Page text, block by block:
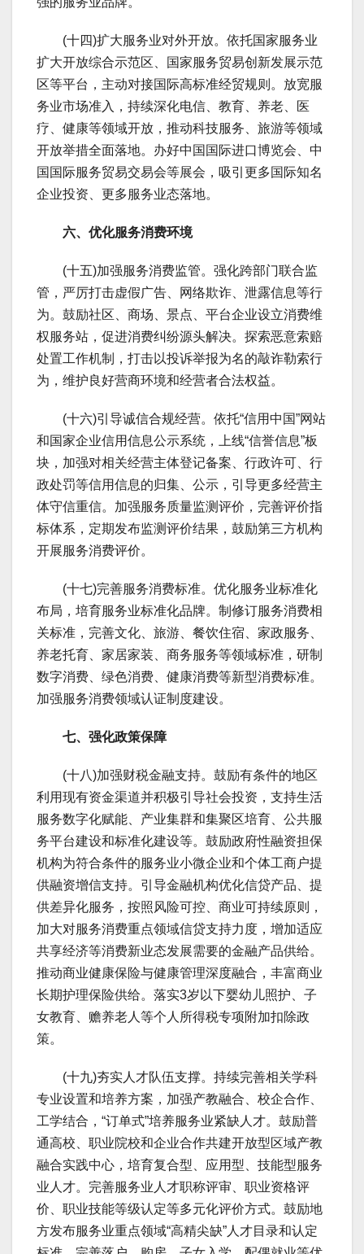
(十四)扩大服务业对外开放。依托国家服务业
扩大开放综合示范区、国家服务贸易创新发展示范
区等平台，主动对接国际高标准经贸规则。放宽服
务业市场准入，持续深化电信、教育、养老、医
疗、健康等领域开放，推动科技服务、旅游等领域
开放举措全面落地。办好中国国际进口博览会、中
国国际服务贸易交易会等展会，吸引更多国际知名
企业投资、更多服务业态落地。
六、优化服务消费环境
(十五)加强服务消费监管。强化跨部门联合监
管，严厉打击虚假广告、网络欺诈、泄露信息等行
为。鼓励社区、商场、景点、平台企业设立消费维
权服务站，促进消费纠纷源头解决。探索恶意索赔
处置工作机制，打击以投诉举报为名的敲诈勒索行
为，维护良好营商环境和经营者合法权益。
(十六)引导诚信合规经营。依托“信用中国”网站
和国家企业信用信息公示系统，上线“信誉信息”板
块，加强对相关经营主体登记备案、行政许可、行
政处罚等信用信息的归集、公示，引导更多经营主
体守信重信。加强服务质量监测评价，完善评价指
标体系，定期发布监测评价结果，鼓励第三方机构
开展服务消费评价。
(十七)完善服务消费标准。优化服务业标准化
布局，培育服务业标准化品牌。制修订服务消费相
关标准，完善文化、旅游、餐饮住宿、家政服务、
养老托育、家居家装、商务服务等领域标准，研制
数字消费、绿色消费、健康消费等新型消费标准。
加强服务消费领域认证制度建设。
七、强化政策保障
(十八)加强财税金融支持。鼓励有条件的地区
利用现有资金渠道并积极引导社会投资，支持生活
服务数字化赋能、产业集群和集聚区培育、公共服
务平台建设和标准化建设等。鼓励政府性融资担保
机构为符合条件的服务业小微企业和个体工商户提
供融资增信支持。引导金融机构优化信贷产品、提
供差异化服务，按照风险可控、商业可持续原则，
加大对服务消费重点领域信贷支持力度，增加适应
共享经济等消费新业态发展需要的金融产品供给。
推动商业健康保险与健康管理深度融合，丰富商业
长期护理保险供给。落实3岁以下婴幼儿照护、子
女教育、赡养老人等个人所得税专项附加扣除政
策。
(十九)夯实人才队伍支撑。持续完善相关学科
专业设置和培养方案，加强产教融合、校企合作、
工学结合，“订单式”培养服务业紧缺人才。鼓励普
通高校、职业院校和企业合作共建开放型区域产教
融合实践中心，培育复合型、应用型、技能型服务
业人才。完善服务业人才职称评审、职业资格评
价、职业技能等级认定等多元化评价方式。鼓励地
方发布服务业重点领域“高精尖缺”人才目录和认定